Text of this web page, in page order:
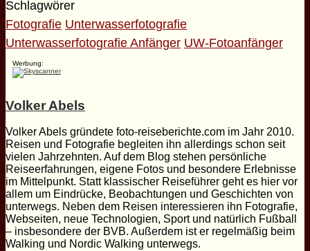
Schlagwörer
Fotografie Unterwasserfotografie
Unterwasserfotografie Anfänger UW-Fotoanfänger
Werbung:
Volker Abels
Volker Abels gründete foto-reiseberichte.com im Jahr 2010.
Reisen und Fotografie begleiten ihn allerdings schon seit
vielen Jahrzehnten. Auf dem Blog stehen persönliche
Reiseerfahrungen, eigene Fotos und besondere Erlebnisse
im Mittelpunkt. Statt klassischer Reiseführer geht es hier vor
allem um Eindrücke, Beobachtungen und Geschichten von
unterwegs. Neben dem Reisen interessieren ihn Fotografie,
Webseiten, neue Technologien, Sport und natürlich Fußball
– insbesondere der BVB. Außerdem ist er regelmäßig beim
Walking und Nordic Walking unterwegs.